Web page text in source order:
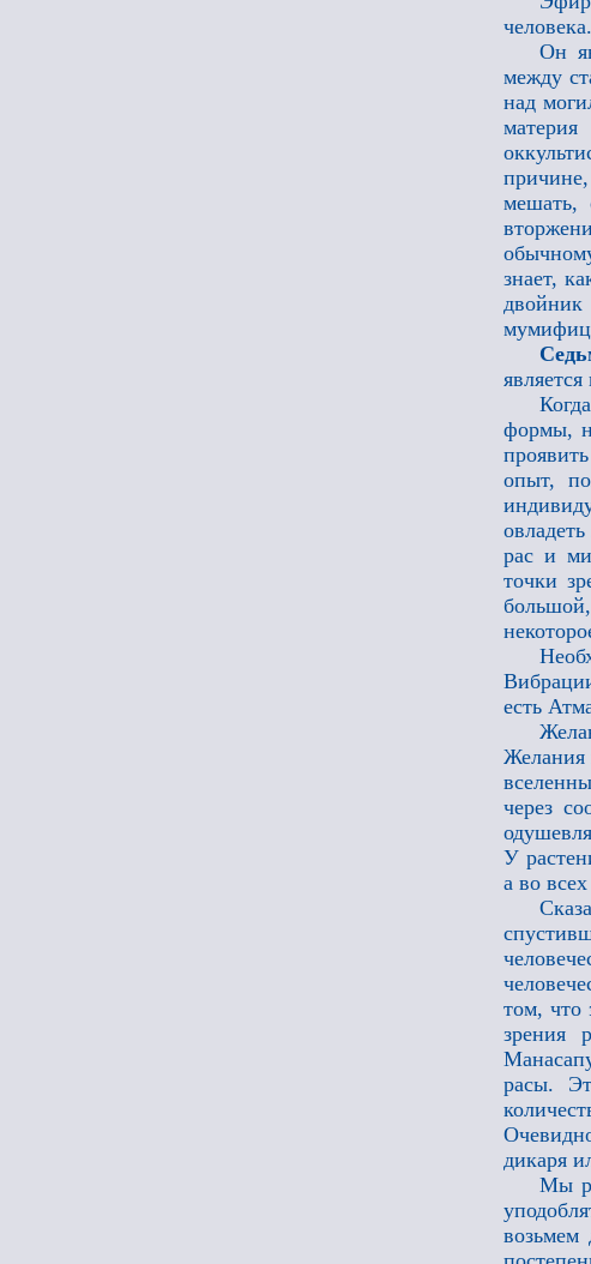
человека.
Он
между
над
мешать,
знает,
формы,
опыт,
рас и
точки
есть
Желания
через
У
а во
том, что
зрения
расы.
дикаря
Мы